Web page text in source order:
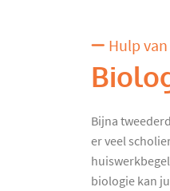
Hulp
Bijna
er veel
biologie kan